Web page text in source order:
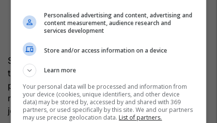
Sipas udhëzimeve të publikuara, qytetarët mund
të përgjigjen me “po” ose “jo” në pyetjen se a
pajtohen që kryetari i njërës prej katër komunave
në veri të shkarkohet. Qendrat e votimit do të
jenë të hapura nga ora 07:00 deri në 19:00.
Personalised advertising and content, advertising and
content measurement, audience research and
services development
Store and/or access information on a device
Learn more
Your personal data will be processed and information from
your device (cookies, unique identifiers, and other device
data) may be stored by, accessed by and shared with 369
partners, or used specifically by this site. We and our partners
may use precise geolocation data. List of partners.